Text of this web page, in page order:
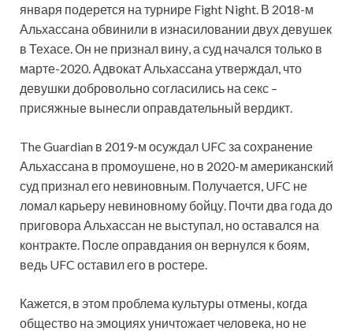
января подерется на турнире Fight Night. В 2018-м
Альхассана обвинили в изнасиловании двух девушек
в Техасе. Он не признал вину, а суд начался только в
марте-2020. Адвокат Альхассана утверждал, что
девушки добровольно согласились на секс –
присяжные вынесли оправдательный вердикт.
The Guardian в 2019-м осуждал UFC за сохранение
Альхассана в промоушене, но в 2020-м американский
суд признал его невиновным. Получается, UFC не
ломал карьеру невиновному бойцу. Почти два года до
приговора Альхассан не выступал, но оставался на
контракте. После оправдания он вернулся к боям,
ведь UFC оставил его в ростере.
Кажется, в этом проблема культуры отмены, когда
общество на эмоциях уничтожает человека, но не